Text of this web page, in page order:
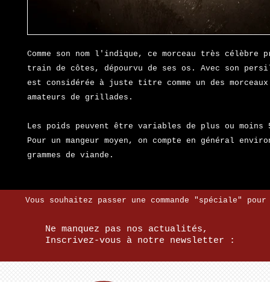
Comme son nom l'indique, ce morceau très célèbre
train de côtes, dépourvu de ses os. Avec son
est considérée à juste titre comme un des
amateurs de grillades.
Les poids peuvent être variables de plus ou moins
Pour un mangeur moyen, on compte en général
grammes de viande.
Vous souhaitez passer une commande "spéciale"
Ne manquez pas nos actualités,
Inscrivez-vous à notre newsletter :